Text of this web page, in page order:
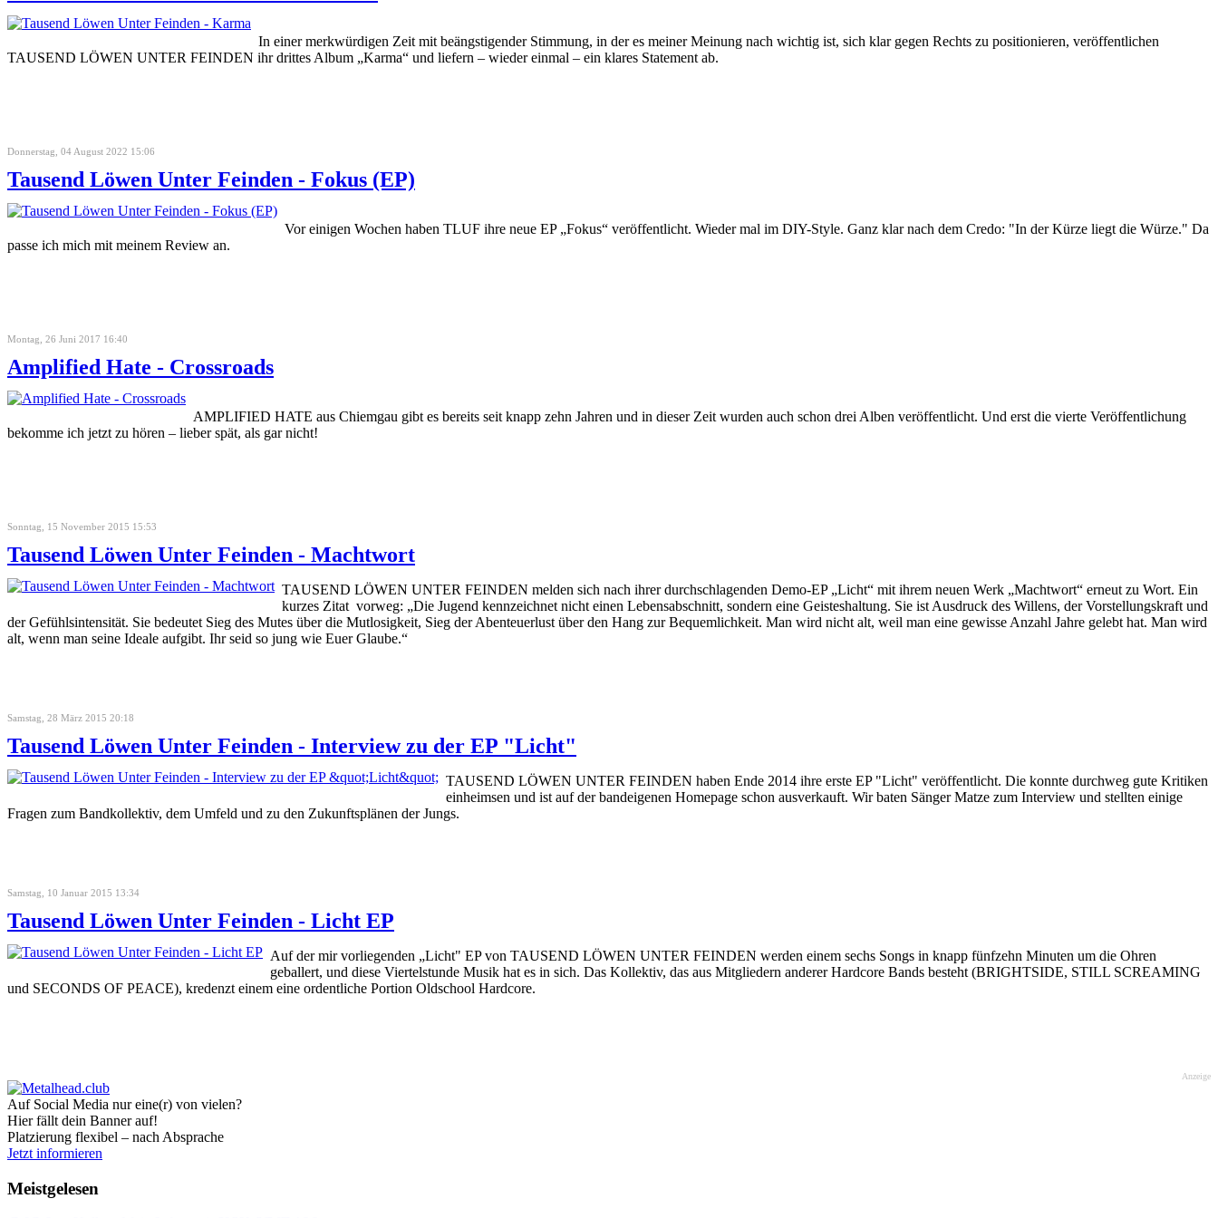
In einer merkwürdigen Zeit mit beängstigender Stimmung, in der es meiner Meinung nach wichtig ist, sich klar gegen Rechts zu positionieren, veröffentlichen
TAUSEND LÖWEN UNTER FEINDEN ihr drittes Album „Karma“ und liefern – wieder einmal – ein klares Statement ab.
Donnerstag, 04 August 2022 15:06
Tausend Löwen Unter Feinden - Fokus (EP)
Vor einigen Wochen haben TLUF ihre neue EP „Fokus“ veröffentlicht. Wieder mal im DIY-Style. Ganz klar nach dem Credo: "In der Kürze liegt die Würze." Da
passe ich mich mit meinem Review an.
Montag, 26 Juni 2017 16:40
Amplified Hate - Crossroads
AMPLIFIED HATE aus Chiemgau gibt es bereits seit knapp zehn Jahren und in dieser Zeit wurden auch schon drei Alben veröffentlicht. Und erst die vierte Veröffentlichung
bekomme ich jetzt zu hören – lieber spät, als gar nicht!
Sonntag, 15 November 2015 15:53
Tausend Löwen Unter Feinden - Machtwort
TAUSEND LÖWEN UNTER FEINDEN melden sich nach ihrer durchschlagenden Demo-EP „Licht“ mit ihrem neuen Werk „Machtwort“ erneut zu Wort. Ein
kurzes Zitat vorweg: „Die Jugend kennzeichnet nicht einen Lebensabschnitt, sondern eine Geisteshaltung. Sie ist Ausdruck des Willens, der Vorstellungskraft und
der Gefühlsintensität. Sie bedeutet Sieg des Mutes über die Mutlosigkeit, Sieg der Abenteuerlust über den Hang zur Bequemlichkeit. Man wird nicht alt, weil man eine gewisse Anzahl Jahre gelebt hat. Man wird
alt, wenn man seine Ideale aufgibt. Ihr seid so jung wie Euer Glaube.“
Samstag, 28 März 2015 20:18
Tausend Löwen Unter Feinden - Interview zu der EP "Licht"
TAUSEND LÖWEN UNTER FEINDEN haben Ende 2014 ihre erste EP "Licht" veröffentlicht. Die konnte durchweg gute Kritiken
einheimsen und ist auf der bandeigenen Homepage schon ausverkauft. Wir baten Sänger Matze zum Interview und stellten einige
Fragen zum Bandkollektiv, dem Umfeld und zu den Zukunftsplänen der Jungs.
Samstag, 10 Januar 2015 13:34
Tausend Löwen Unter Feinden - Licht EP
Auf der mir vorliegenden „Licht" EP von TAUSEND LÖWEN UNTER FEINDEN werden einem sechs Songs in knapp fünfzehn Minuten um die Ohren
geballert, und diese Viertelstunde Musik hat es in sich. Das Kollektiv, das aus Mitgliedern anderer Hardcore Bands besteht (BRIGHTSIDE, STILL SCREAMING
und SECONDS OF PEACE), kredenzt einem eine ordentliche Portion Oldschool Hardcore.
Anzeige
Auf Social Media nur eine(r) von vielen?
Hier fällt dein Banner auf!
Platzierung flexibel – nach Absprache
Jetzt informieren
Meistgelesen